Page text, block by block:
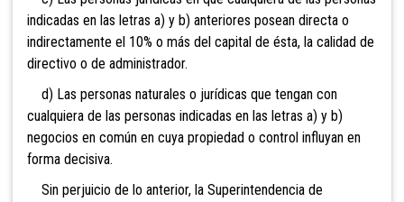
indicadas en las letras a) y b) anteriores posean directa o
indirectamente el 10% o más del capital de ésta, la calidad de
directivo o de administrador.
d) Las personas naturales o jurídicas que tengan con
cualquiera de las personas indicadas en las letras a) y b)
negocios en común en cuya propiedad o control influyan en
forma decisiva.
Sin perjuicio de lo anterior, la Superintendencia de